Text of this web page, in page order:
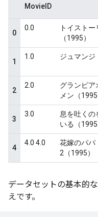
データセットの基本的
えです。